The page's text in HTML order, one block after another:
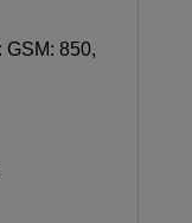
GSM: 850,